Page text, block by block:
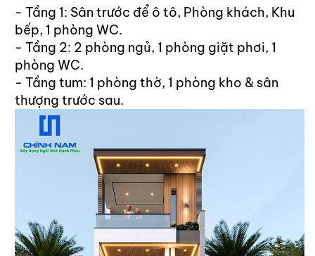
- Tầng 1: Sân trước để ô tô, Phòng khách, Khu
bếp, 1 phòng WC.
- Tầng 2: 2 phòng ngủ, 1 phòng giặt phơi, 1
phòng WC.
- Tầng tum: 1 phòng thờ, 1 phòng kho & sân
thượng trước sau.